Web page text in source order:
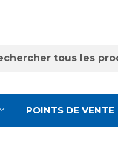
POINTS DE VENTE